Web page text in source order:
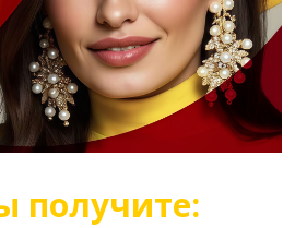
получите: